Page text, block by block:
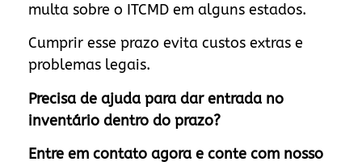
multa sobre o ITCMD em alguns estados.
Cumprir esse prazo evita custos extras e
problemas legais.
Precisa de ajuda para dar entrada no
inventário dentro do prazo?
Entre em contato agora e conte com nosso